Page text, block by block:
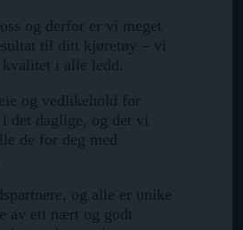
og derfor er vi meget
til ditt kjøretøy – vi
i alle ledd.
og vedlikehold for
det daglige, og det vi
de for deg med
og alle er unike
av ett nært og godt